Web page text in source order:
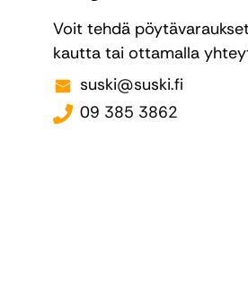
Voit tehdä
kautta tai ottamalla
suski@suski.fi
09 385 3862